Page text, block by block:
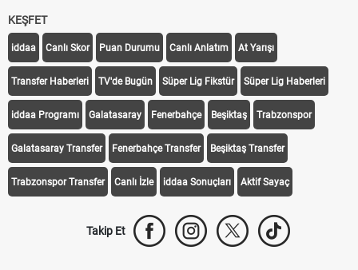
KEŞFET
iddaa Canlı Skor Puan Durumu Canlı Anlatım At Yarışı
Transfer Haberleri TV'de Bugün Süper Lig Fikstür Süper Lig Haberleri
iddaa Programı Galatasaray Fenerbahçe Beşiktaş Trabzonspor
Galatasaray Transfer Fenerbahçe Transfer Beşiktaş Transfer
Trabzonspor Transfer Canlı İzle iddaa Sonuçları Aktif Sayaç
Takip Et